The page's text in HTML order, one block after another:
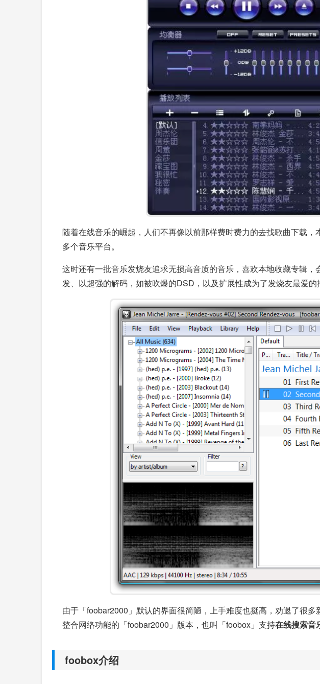
随着在线音乐的崛起，人们不再像以前那样费时费力的去找歌曲下载
多个音乐平台。
这时还有一批音乐发烧友追求无损高音质的音乐，喜欢本地收藏专辑
发、以超强的解码，如被吹爆的DSD，以及扩展性成为了发烧友最爱的
由于「foobar2000」默认的界面很简陋，上手难度也挺高，劝退了很
整合网络功能的「foobar2000」版本，也叫「foobox」支持在线搜索音
foobox介绍